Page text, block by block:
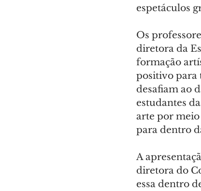
espetáculos
Os
diretora da
formação
positivo para
desafiam ao
estudantes
arte por meio
para dentro
A
diretora do
essa dentro